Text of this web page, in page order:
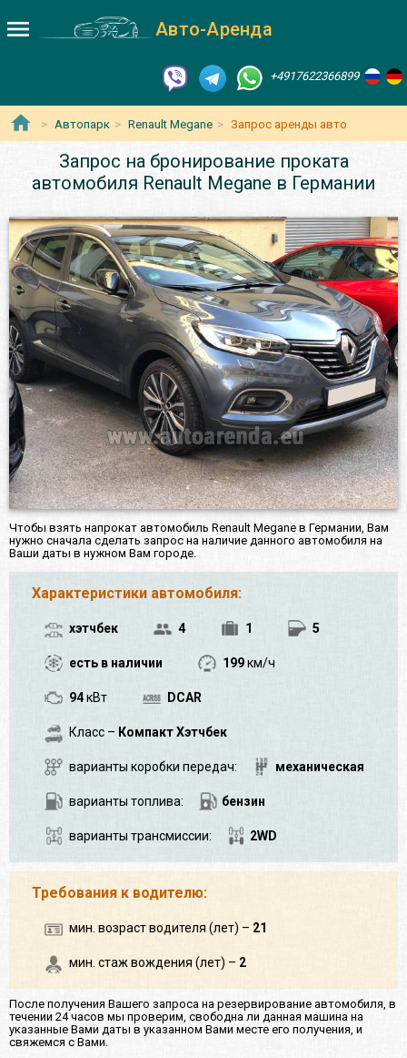
Авто-Аренда
+4917622366899
Автопарк Renault Megane Запрос аренды авто
Запрос на бронирование проката
автомобиля Renault Megane в Германии
Чтобы взять напрокат автомобиль Renault Megane в Германии, Вам
нужно сначала сделать запрос на наличие данного автомобиля на
Ваши даты в нужном Вам городе.
Характеристики автомобиля:
хэтчбек 4 1 5
есть в наличии 199км/ч
94кВт DCAR
Класс – Компакт Хэтчбек
варианты коробки передач: механическая
варианты топлива: бензин
варианты трансмиссии: 2WD
Требования к водителю:
мин. возраст водителя (лет) – 21
мин. стаж вождения (лет) – 2
После получения Вашего запроса на резервирование автомобиля, в
течении 24 часов мы проверим, свободна ли данная машина на
указанные Вами даты в указанном Вами месте его получения, и
свяжемся с Вами.